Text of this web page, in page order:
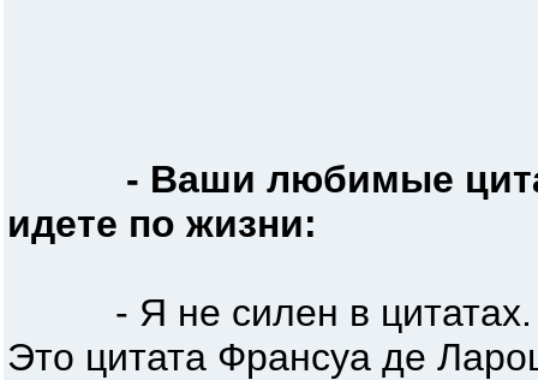
- Ваши любимые
идете по жизни:
- Я не силен в цитатах.
Это цитата Франсуа де